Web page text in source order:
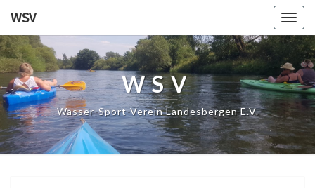
WSV
WSV
Wasser-Sport-Verein Landesbergen E.V.